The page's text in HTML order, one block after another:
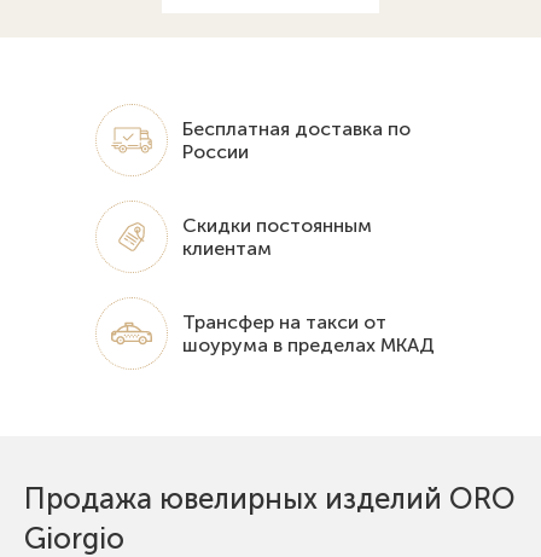
Бесплатная доставка по
России
Скидки постоянным
клиентам
Трансфер на такси от
шоурума в пределах МКАД
Продажа ювелирных изделий ORO
Giorgio